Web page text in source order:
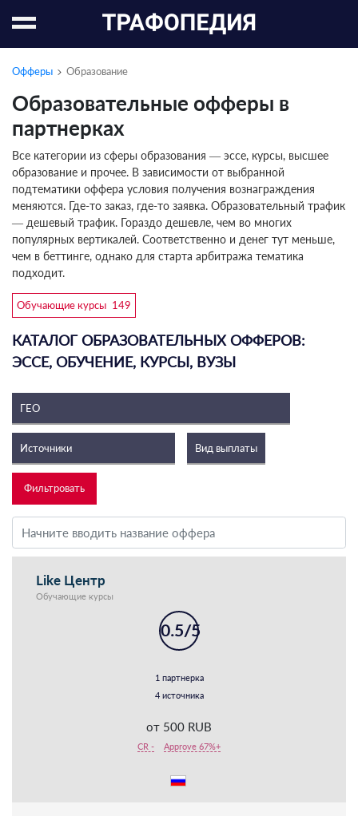
Офферы Образование
Образовательные офферы в
партнерках
Все категории из сферы образования — эссе, курсы, высшее
образование и прочее. В зависимости от выбранной
подтематики оффера условия получения вознаграждения
меняются. Где-то заказ, где-то заявка. Образовательный трафик
— дешевый трафик. Гораздо дешевле, чем во многих
популярных вертикалей. Соответственно и денег тут меньше,
чем в беттинге, однако для старта арбитража тематика
подходит.
Обучающие курсы 149
КАТАЛОГ ОБРАЗОВАТЕЛЬНЫХ ОФФЕРОВ:
ЭССЕ, ОБУЧЕНИЕ, КУРСЫ, ВУЗЫ
Like Центр
Обучающие курсы
0.5/5
1 партнерка
4 источника
от 500 RUB
CR - Approve 67%+